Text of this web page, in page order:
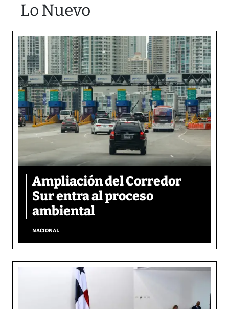
Lo Nuevo
Ampliación del Corredor
Sur entra al proceso
ambiental
NACIONAL